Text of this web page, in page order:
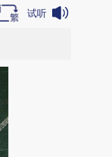
试听